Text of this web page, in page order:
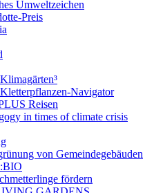
Umweltzeichen
Preis
Navigator
Reisen
in times of climate crisis
von Gemeindegebäuden
fördern